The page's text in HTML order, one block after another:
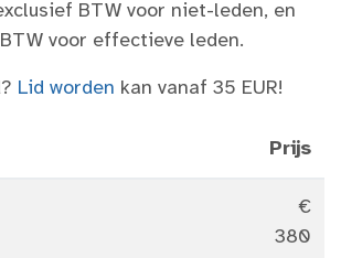
BTW voor niet-leden, en
voor effectieve leden.
Lid worden kan vanaf 35 EUR!
Prijs
€
380